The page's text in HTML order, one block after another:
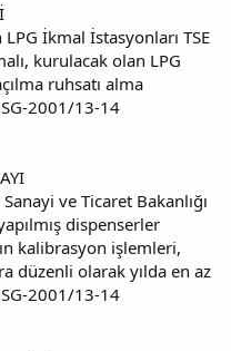
İkmal İstasyonları TSE
kurulacak olan LPG
ruhsatı alma
2001/13-14
ve Ticaret Bakanlığı
dispenserler
kalibrasyon işlemleri,
düzenli olarak yılda en az
2001/13-14